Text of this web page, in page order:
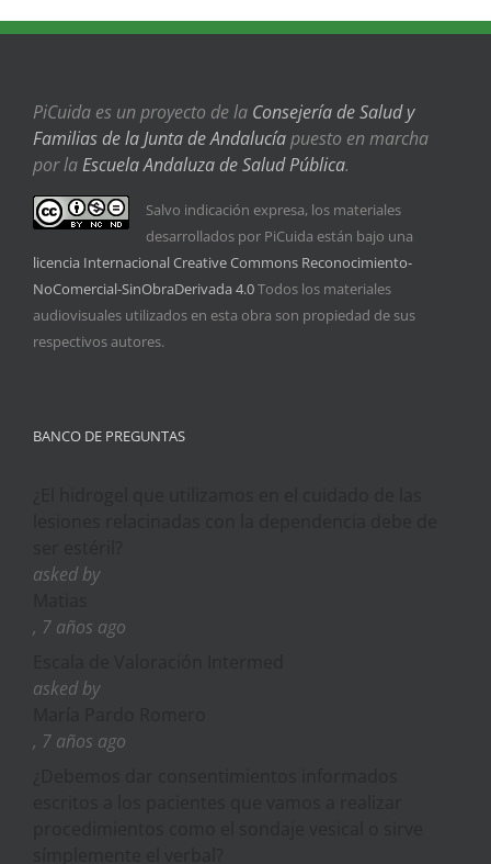
PiCuida es un proyecto de la Consejería de Salud y
Familias de la Junta de Andalucíapuesto en marcha
por laEscuela Andaluza de Salud Pública.
Salvo indicación expresa, los materiales
desarrollados por PiCuida están bajo una
licencia Internacional Creative Commons Reconocimiento-
NoComercial-SinObraDerivada 4.0Todos los materiales
audiovisuales utilizados en esta obra son propiedad de sus
respectivos autores.
BANCO DE PREGUNTAS
asked by
, 7 años ago
asked by
, 7 años ago